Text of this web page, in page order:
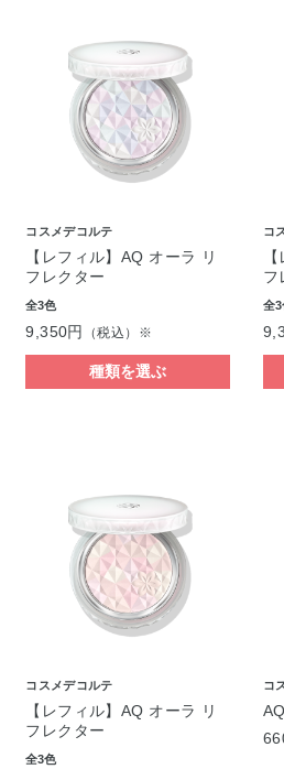
コスメデコルテ
【レフィル】AQ オーラ リ
フレクター
全3色
9,350円 （税込）※
種類を選ぶ
コ
フ
全3
コスメデコルテ
【レフィル】AQ オーラ リ
フレクター
全3色
コ